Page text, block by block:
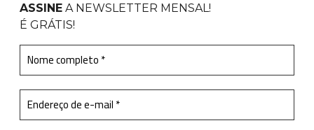
ASSINE A NEWSLETTER MENSAL!
É GRÁTIS!